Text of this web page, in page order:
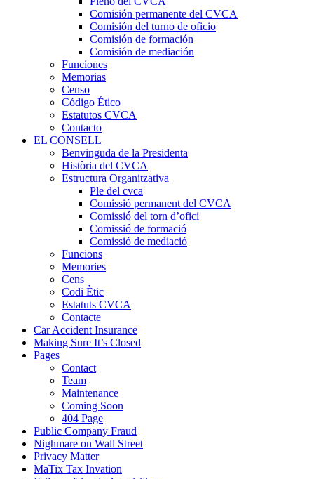
Comisión permanente del CVCA
Comisión del turno de oficio
Comisión de formación
Comisión de mediación
Funciones
Memorias
Censo
Código Ético
Estatutos CVCA
Contacto
EL CONSELL
Benvinguda de la Presidenta
Història del CVCA
Estructura Organitzativa
Ple del cvca
Comissió permanent del CVCA
Comissió del torn d’ofici
Comissió de formació
Comissió de mediació
Funcions
Memories
Cens
Codi Ètic
Estatuts CVCA
Contacte
Car Accident Insurance
Making Sure It’s Closed
Pages
Contact
Team
Maintenance
Coming Soon
404 Page
Public Company Fraud
Nighmare on Wall Street
Privacy Matter
MaTix Tax Invation